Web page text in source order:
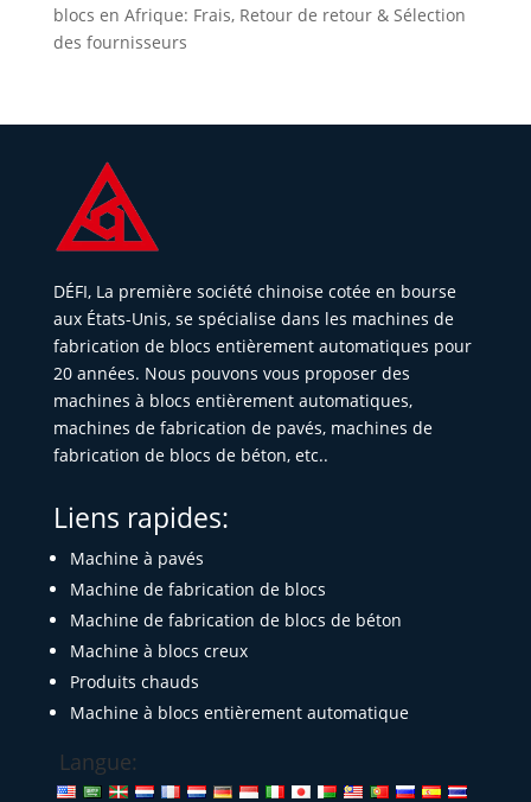
blocs en Afrique: Frais, Retour de retour & Sélection
des fournisseurs
DÉFI, La première société chinoise cotée en bourse
aux États-Unis, se spécialise dans les machines de
fabrication de blocs entièrement automatiques pour
20 années. Nous pouvons vous proposer des
machines à blocs entièrement automatiques,
machines de fabrication de pavés, machines de
fabrication de blocs de béton, etc..
Liens rapides:
Machine à pavés
Machine de fabrication de blocs
Machine de fabrication de blocs de béton
Machine à blocs creux
Produits chauds
Machine à blocs entièrement automatique
Langue: